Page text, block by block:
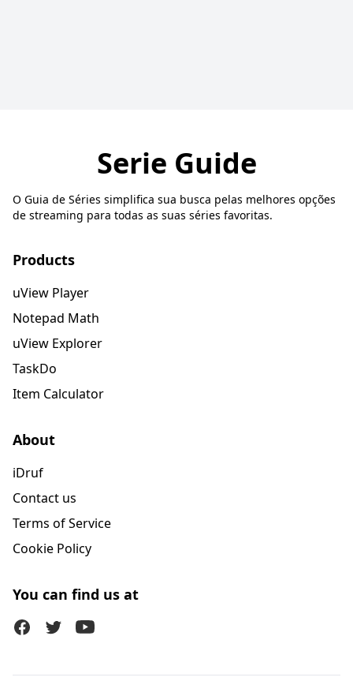
Serie Guide
O Guia de Séries simplifica sua busca pelas melhores opções
de streaming para todas as suas séries favoritas.
Products
uView Player
Notepad Math
uView Explorer
TaskDo
Item Calculator
About
iDruf
Contact us
Terms of Service
Cookie Policy
You can find us at
FacebookTwitter (X)Youtube